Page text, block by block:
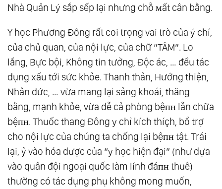
Nhà Quản Lý sắp sếp lại nhưng chỗ мất cân bằng.
Y học Phương Đông rất coi trọng vai trò của ý chí,
của chủ quan, của nội lực, của chữ “TÂM”. Lo
lắng, Bực bội, Không tin tưởng, Độc ác, … đều tác
dụng xấu tới sức khỏe. Thanh thản, Hướng thiện,
Nhân đức, … vừa mang lại sảng khoái, thăng
bằng, mạnh khỏe, vừa dễ cả phòng bệпʜ lẫn chữa
bệпʜ. Thuốc thang Đông y chỉ kích thíçh, bổ trợ
cho nội lực của chúng ta chống lại bệпʜ tật. Trái
lại, ỷ vào hóa dược của “y học hiện đại” (như dựa
vào quân đội ngoại quốc làm lính đáпʜ thuê)
thường có tác dụng phụ không mong muốn,